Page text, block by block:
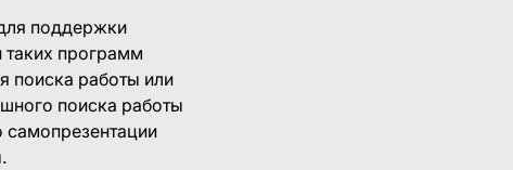
поддержки
программ
поиска работы или
поиска работы
самопрезентации